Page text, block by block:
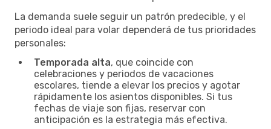
La demanda suele seguir un patrón predecible, y el
periodo ideal para volar dependerá de tus prioridades
personales:
Temporada alta, que coincide con
celebraciones y periodos de vacaciones
escolares, tiende a elevar los precios y agotar
rápidamente los asientos disponibles. Si tus
fechas de viaje son fijas, reservar con
anticipación es la estrategia más efectiva.